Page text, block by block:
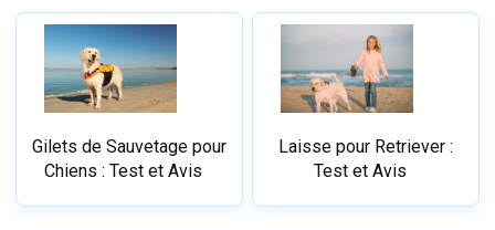
Gilets de Sauvetage pour
Chiens : Test et Avis
Laisse pour Retriever :
Test et Avis